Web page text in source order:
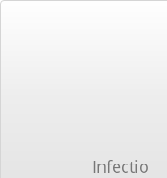
Infectio